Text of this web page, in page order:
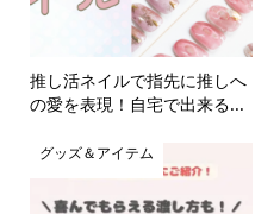
推し活ネイルで指先に推しへ
の愛を表現！自宅で出来る...
グッズ＆アイテム